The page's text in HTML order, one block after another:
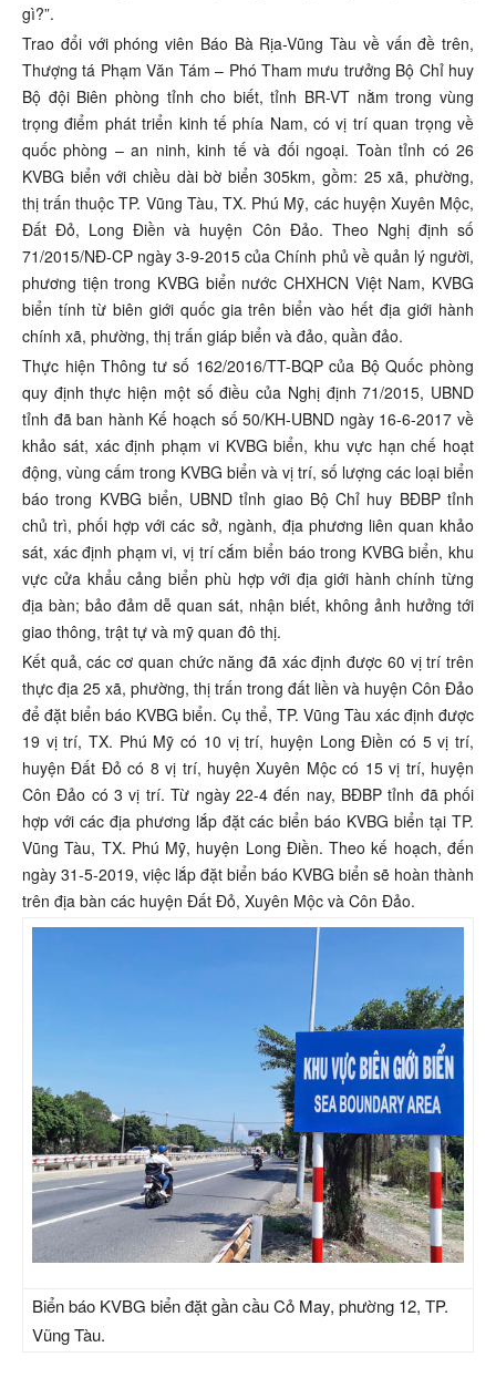
gì?”.
Trao đổi với phóng viên Báo Bà Rịa-Vũng Tàu về vấn đề trên,
Thượng tá Phạm Văn Tám – Phó Tham mưu trưởng Bộ Chỉ huy
Bộ đội Biên phòng tỉnh cho biết, tỉnh BR-VT nằm trong vùng
trọng điểm phát triển kinh tế phía Nam, có vị trí quan trọng về
quốc phòng – an ninh, kinh tế và đối ngoại. Toàn tỉnh có 26
KVBG biển với chiều dài bờ biển 305km, gồm: 25 xã, phường,
thị trấn thuộc TP. Vũng Tàu, TX. Phú Mỹ, các huyện Xuyên Mộc,
Đất Đỏ, Long Điền và huyện Côn Đảo. Theo Nghị định số
71/2015/NĐ-CP ngày 3-9-2015 của Chính phủ về quản lý người,
phương tiện trong KVBG biển nước CHXHCN Việt Nam, KVBG
biển tính từ biên giới quốc gia trên biển vào hết địa giới hành
chính xã, phường, thị trấn giáp biển và đảo, quần đảo.
Thực hiện Thông tư số 162/2016/TT-BQP của Bộ Quốc phòng
quy định thực hiện một số điều của Nghị định 71/2015, UBND
tỉnh đã ban hành Kế hoạch số 50/KH-UBND ngày 16-6-2017 về
khảo sát, xác định phạm vi KVBG biển, khu vực hạn chế hoạt
động, vùng cấm trong KVBG biển và vị trí, số lượng các loại biển
báo trong KVBG biển, UBND tỉnh giao Bộ Chỉ huy BĐBP tỉnh
chủ trì, phối hợp với các sở, ngành, địa phương liên quan khảo
sát, xác định phạm vi, vị trí cắm biển báo trong KVBG biển, khu
vực cửa khẩu cảng biển phù hợp với địa giới hành chính từng
địa bàn; bảo đảm dễ quan sát, nhận biết, không ảnh hưởng tới
giao thông, trật tự và mỹ quan đô thị.
Kết quả, các cơ quan chức năng đã xác định được 60 vị trí trên
thực địa 25 xã, phường, thị trấn trong đất liền và huyện Côn Đảo
để đặt biển báo KVBG biển. Cụ thể, TP. Vũng Tàu xác định được
19 vị trí, TX. Phú Mỹ có 10 vị trí, huyện Long Điền có 5 vị trí,
huyện Đất Đỏ có 8 vị trí, huyện Xuyên Mộc có 15 vị trí, huyện
Côn Đảo có 3 vị trí. Từ ngày 22-4 đến nay, BĐBP tỉnh đã phối
hợp với các địa phương lắp đặt các biển báo KVBG biển tại TP.
Vũng Tàu, TX. Phú Mỹ, huyện Long Điền. Theo kế hoạch, đến
ngày 31-5-2019, việc lắp đặt biển báo KVBG biển sẽ hoàn thành
trên địa bàn các huyện Đất Đỏ, Xuyên Mộc và Côn Đảo.
Biển báo KVBG biển đặt gần cầu Cỏ May, phường 12, TP.
Vũng Tàu.